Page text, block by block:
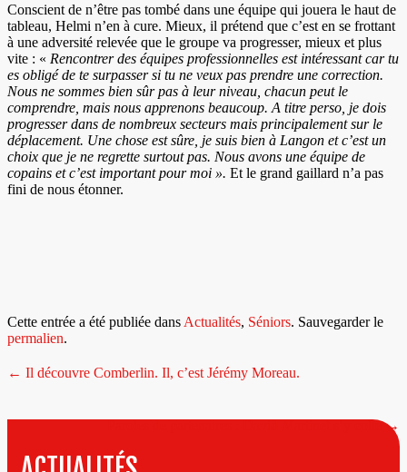
Conscient de n’être pas tombé dans une équipe qui jouera le haut de
tableau, Helmi n’en à cure. Mieux, il prétend que c’est en se frottant
à une adversité relevée que le groupe va progresser, mieux et plus
vite : « Rencontrer des équipes professionnelles est intéressant car tu
es obligé de te surpasser si tu ne veux pas prendre une correction.
Nous ne sommes bien sûr pas à leur niveau, chacun peut le
comprendre, mais nous apprenons beaucoup. A titre perso, je dois
progresser dans de nombreux secteurs mais principalement sur le
déplacement. Une chose est sûre, je suis bien à Langon et c’est un
choix que je ne regrette surtout pas. Nous avons une équipe de
copains et c’est important pour moi ». Et le grand gaillard n’a pas
fini de nous étonner.
Cette entrée a été publiée dans Actualités, Séniors. Sauvegarder le
permalien.
Navigation
l’article
← Il découvre Comberlin. Il, c’est Jérémy Moreau.
Paroles de partenaires : David Martinet s’y colle→